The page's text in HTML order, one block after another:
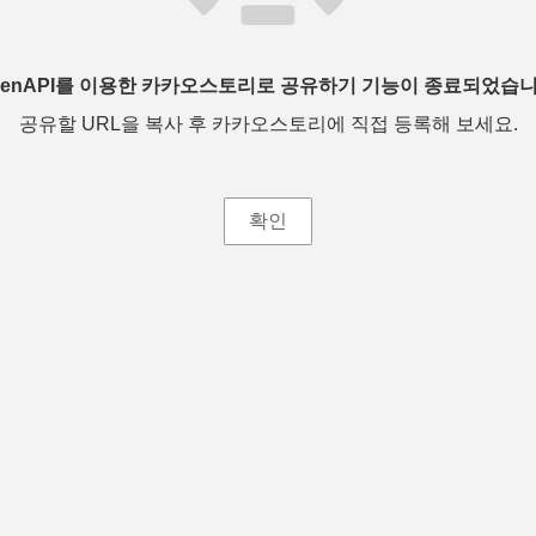
를 이용한 카카오스토리로 공유하기 기능이 종료되었습
공유할 URL을 복사 후 카카오스토리에 직접 등록해 보세요.
확인